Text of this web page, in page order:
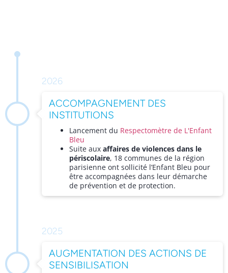
2026
ACCOMPAGNEMENT DES
INSTITUTIONS
Lancement du Respectomètre de L'Enfant
Bleu
Suite aux affaires de violences dans le
périscolaire, 18 communes de la région
parisienne ont sollicité l’Enfant Bleu pour
être accompagnées dans leur démarche
de prévention et de protection.
2025
AUGMENTATION DES ACTIONS DE
SENSIBILISATION